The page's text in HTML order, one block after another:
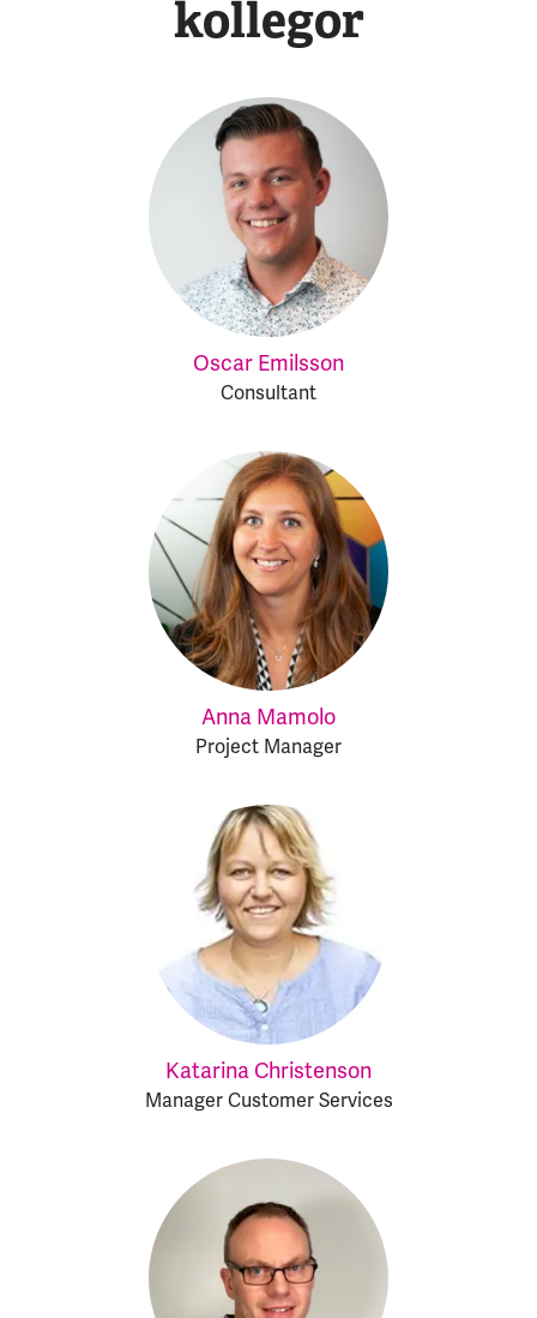
kollegor
Oscar Emilsson
Consultant
Anna Mamolo
Project Manager
Katarina Christenson
Manager Customer Services